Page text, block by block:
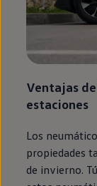
Ventajas
estaciones
Los
propiedades
de invierno.